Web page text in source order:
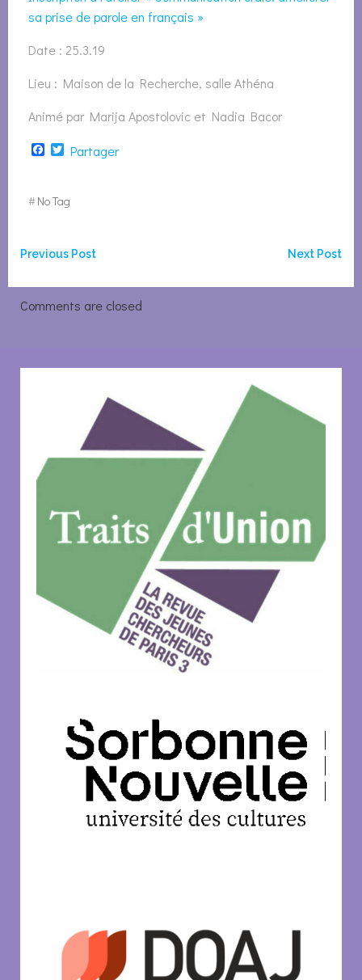
sa prise de parole en français »
Date : 25.3.19
Lieu : Maison de la Recherche, salle Athéna
Animé par Marija Apostolovic et Nadia Bacor
Facebook
Twitter
Partager
#No Tag
Navigation
de
Previous Post
Navigation
Next Post
Comments are closed